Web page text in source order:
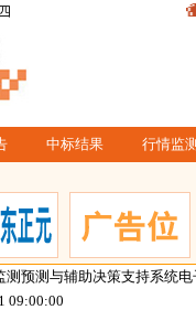
中标结果 行情监测
测预测与辅助决策支持系统电
09:00:00